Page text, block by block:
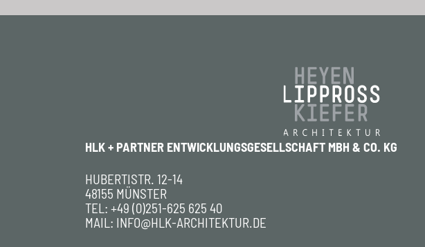
HLK + PARTNER ENTWICKLUNGSGESELLSCHAFT MBH & CO. KG
HUBERTISTR. 12-14
48155 MÜNSTER
TEL: +49 (0)251-625 625 40
MAIL: INFO@HLK-ARCHITEKTUR.DE